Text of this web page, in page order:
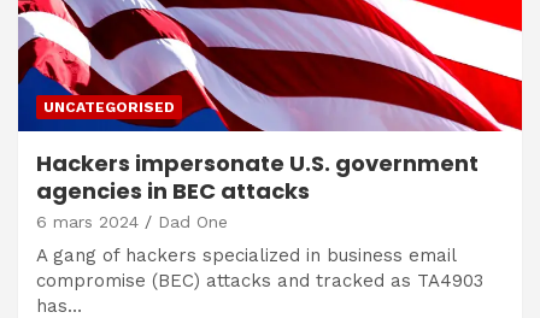
UNCATEGORISED
Hackers impersonate U.S. government
agencies in BEC attacks
6 mars 2024 Dad One
A gang of hackers specialized in business email
compromise (BEC) attacks and tracked as TA4903
has…